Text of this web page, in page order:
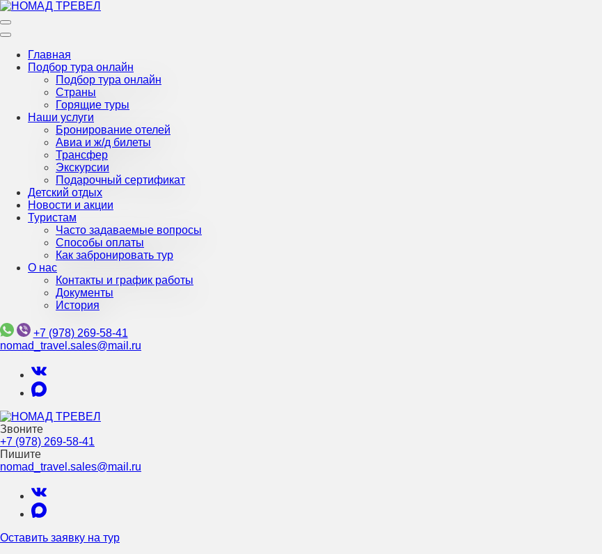
Перейти
к
содержимому
Главная
Подбор тура онлайн
Подбор тура онлайн
Страны
Горящие туры
Наши услуги
Бронирование отелей
Авиа и ж/д билеты
Трансфер
Экскурсии
Подарочный сертификат
Детский отдых
Новости и акции
Туристам
Часто задаваемые вопросы
Способы оплаты
Как забронировать тур
О нас
Контакты и график работы
Документы
История
+7 (978) 269-58-41
nomad_travel.sales@mail.ru
НОМАД ТРЕВЕЛ
Турагентство Крыма
Звоните
+7 (978) 269-58-41
Пишите
nomad_travel.sales@mail.ru
Оставить заявку на тур